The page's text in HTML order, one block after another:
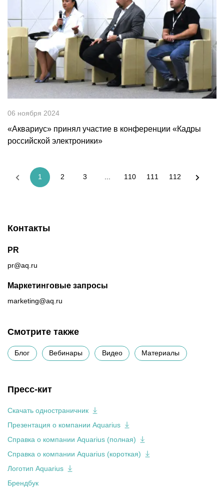
06 ноября 2024
«Аквариус» принял участие в конференции «Кадры
российской электроники»
1 2 3 110 111 112
Контакты
PR
pr@aq.ru
Маркетинговые запросы
marketing@aq.ru
Смотрите также
Блог Вебинары Видео Материалы
Пресс-кит
Скачать одностраничник
Презентация о компании Aquarius
Справка о компании Aquarius (полная)
Справка о компании Aquarius (короткая)
Логотип Aquarius
Брендбук